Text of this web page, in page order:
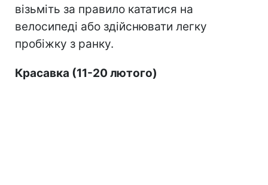
візьміть за правило кататися на
велосипеді або здійснювати легку
пробіжку з ранку.
Красавка (11-20 лютого)